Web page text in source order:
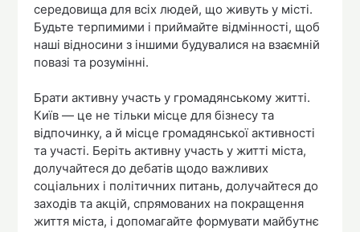
середовища для всіх людей, що живуть у місті.
Будьте терпимими і приймайте відмінності, щоб
наші відносини з іншими будувалися на взаємній
повазі та розумінні.
Брати активну участь у громадянському житті.
Київ — це не тільки місце для бізнесу та
відпочинку, а й місце громадянської активності
та участі. Беріть активну участь у житті міста,
долучайтеся до дебатів щодо важливих
соціальних і політичних питань, долучайтеся до
заходів та акцій, спрямованих на покращення
життя міста, і допомагайте формувати майбутнє